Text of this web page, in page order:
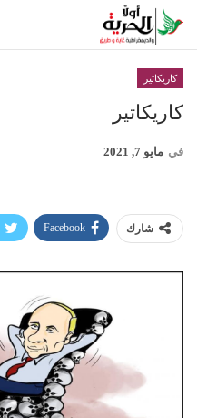
كاريكاتير
كاريكاتير
في مايو 7, 2021
شارك Facebook